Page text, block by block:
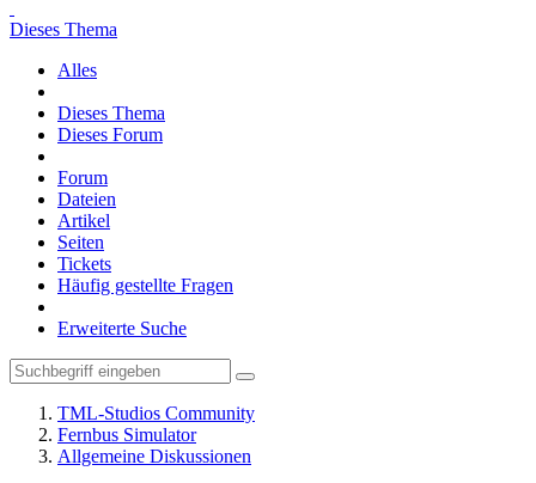
Dieses Thema
Alles
Dieses Thema
Dieses Forum
Forum
Dateien
Artikel
Seiten
Tickets
Häufig gestellte Fragen
Erweiterte Suche
TML-Studios Community
Fernbus Simulator
Allgemeine Diskussionen